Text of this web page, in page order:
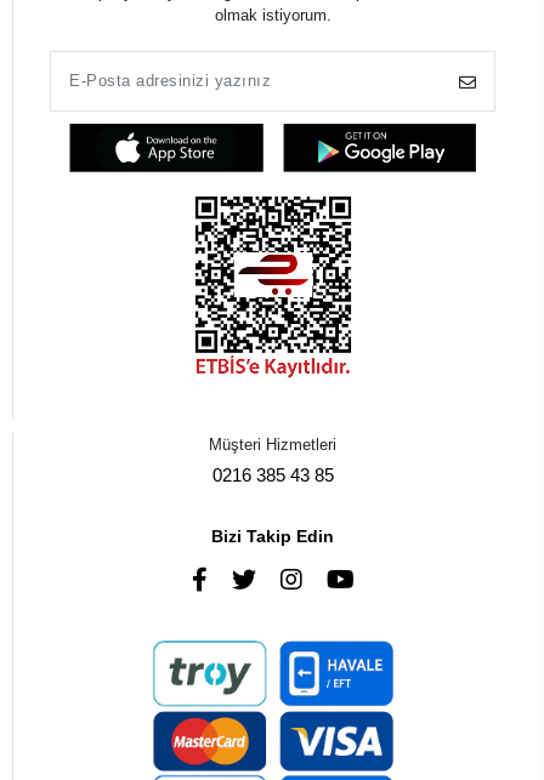
olmak istiyorum.
Müşteri Hizmetleri
0216 385 43 85
Bizi Takip Edin